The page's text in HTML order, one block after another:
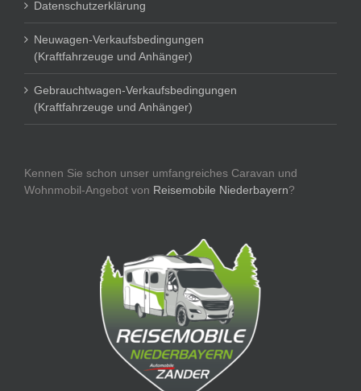
Datenschutzerklärung
Neuwagen-Verkaufsbedingungen
(Kraftfahrzeuge und Anhänger)
Gebrauchtwagen-Verkaufsbedingungen
(Kraftfahrzeuge und Anhänger)
Kennen Sie schon unser umfangreiches Caravan und
Wohnmobil-Angebot von Reisemobile Niederbayern?